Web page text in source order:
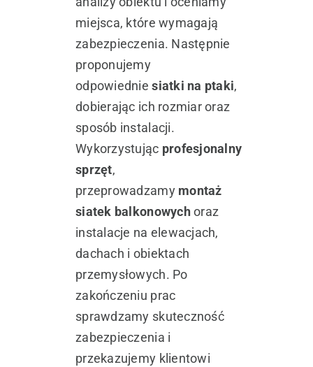
miejsca, które wymagają
zabezpieczenia. Następnie
proponujemy
odpowiedniesiatki na ptaki,
dobierając ich rozmiar oraz
sposób instalacji.
Wykorzystując profesjonalny
sprzęt,
przeprowadzamy montaż
siatek balkonowychoraz
instalacje na elewacjach,
dachach i obiektach
przemysłowych. Po
zakończeniu prac
sprawdzamy skuteczność
zabezpieczenia i
przekazujemy klientowi